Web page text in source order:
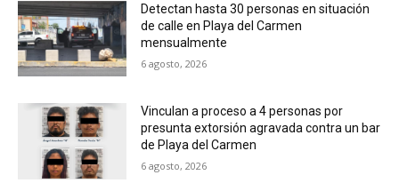
Detectan hasta 30 personas en situación
de calle en Playa del Carmen
mensualmente
6 agosto, 2026
Vinculan a proceso a 4 personas por
presunta extorsión agravada contra un bar
de Playa del Carmen
6 agosto, 2026